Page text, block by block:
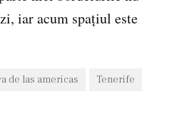
iar acum spaţiul este
de las americas Tenerife